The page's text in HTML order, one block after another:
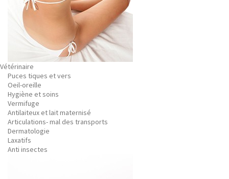
Vétérinaire
Puces tiques et vers
Oeil-oreille
Hygiène et soins
Vermifuge
Antilaiteux et lait maternisé
Articulations- mal des transports
Dermatologie
Laxatifs
Anti insectes